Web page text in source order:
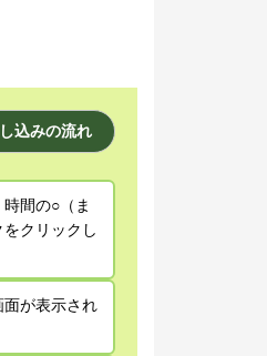
込みの流れ
間の○（ま
クリックし
が表示され